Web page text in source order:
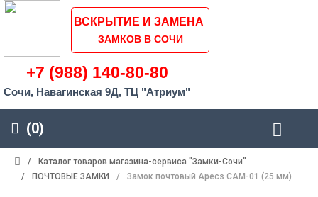
ВСКРЫТИЕ И ЗАМЕНА
ЗАМКОВ В СОЧИ
+7 (988) 140-80-80
Сочи, Навагинская 9Д, ТЦ "Атриум"
(0)
/
Каталог товаров магазина-сервиса "Замки-Сочи"
/
ПОЧТОВЫЕ ЗАМКИ / Замок почтовый Apecs CAM-01 (25 мм)